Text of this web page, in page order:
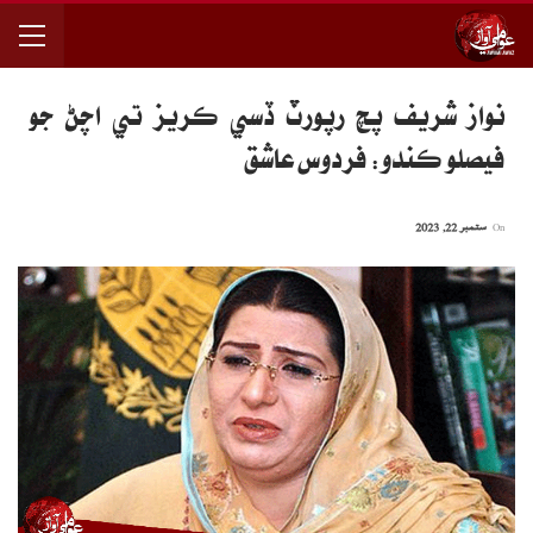
نواز شريف پچ رپورٽ ڏسي ڪريز تي اچڻ جو
فيصلو ڪندو: فردوس عاشق